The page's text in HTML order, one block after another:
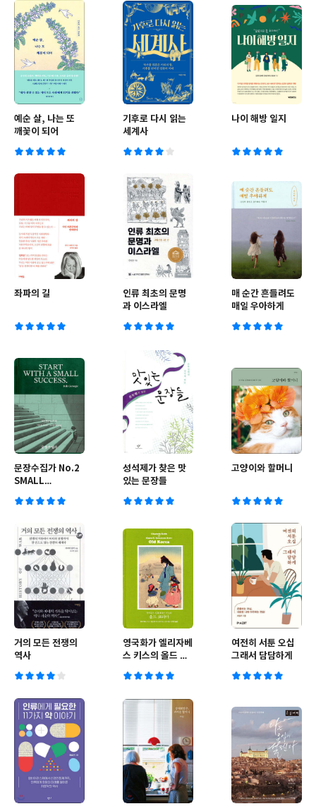
예순 살, 나는 또
깨꽃이 되어
기후로 다시 읽는
세계사
나이 해방 일지
좌파의 길
인류 최초의 문명
과 이스라엘
매 순간 흔들려도
매일 우아하게
문장수집가 No.2
SMALL
성석제가 찾은 맛
있는 문장들
고양이와 할머니
거의 모든 전쟁의
역사
영국화가 엘리자베
스 키스의 올드 코
여전히 서툰 오십
그래서 담담하게